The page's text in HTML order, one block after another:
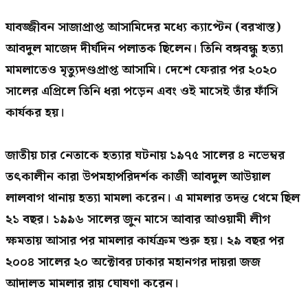
যাবজ্জীবন সাজাপ্রাপ্ত আসামিদের মধ্যে ক্যাপ্টেন (বরখাস্ত)
আবদুল মাজেদ দীর্ঘদিন পলাতক ছিলেন। তিনি বঙ্গবন্ধু হত্যা
মামলাতেও মৃত্যুদণ্ডপ্রাপ্ত আসামি। দেশে ফেরার পর ২০২০
সালের এপ্রিলে তিনি ধরা পড়েন এবং ওই মাসেই তাঁর ফাঁসি
কার্যকর হয়।
জাতীয় চার নেতাকে হত্যার ঘটনায় ১৯৭৫ সালের ৪ নভেম্বর
তৎকালীন কারা উপমহাপরিদর্শক কাজী আবদুল আউয়াল
লালবাগ থানায় হত্যা মামলা করেন। এ মামলার তদন্ত থেমে ছিল
২১ বছর। ১৯৯৬ সালের জুন মাসে আবার আওয়ামী লীগ
ক্ষমতায় আসার পর মামলার কার্যক্রম শুরু হয়। ২৯ বছর পর
২০০৪ সালের ২০ অক্টোবর ঢাকার মহানগর দায়রা জজ
আদালত মামলার রায় ঘোষণা করেন।